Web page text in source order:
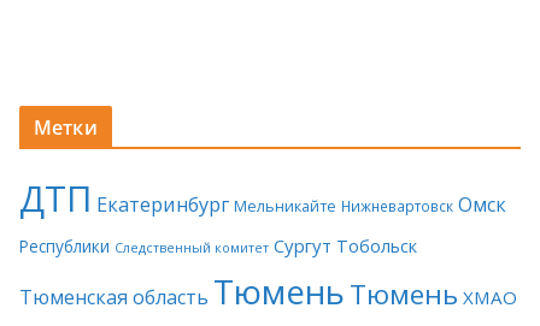
Метки
ДТП Екатеринбург Мельникайте Нижневартовск Омск
Республики Следственный комитет Сургут Тобольск
Тюменская область ТюменьТюмень ХМАО